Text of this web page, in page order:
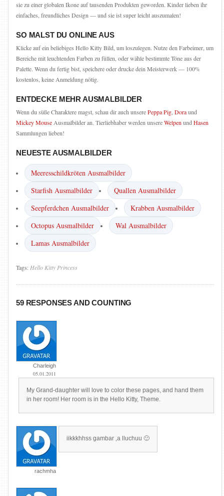
sie zu einer globalen Ikone auf tausenden Produkten geworden. Kinder lieben ihr
einfaches, freundliches Design — und sie ist super leicht auszumalen!
SO MALST DU ONLINE AUS
Klicke auf ein beliebiges Hello Kitty Bild, um loszulegen. Nutze den Farbeimer, um
Bereiche mit leuchtenden Farben zu füllen, oder wähle bestimmte Töne aus der
Palette. Wenn du fertig bist, speichere oder drucke dein Meisterwerk — 100%
kostenlos, keine Anmeldung nötig.
ENTDECKE MEHR AUSMALBILDER
Wenn du süße Charaktere magst, schau dir auch unserePeppa Pig Doraund
Mickey Mouse Ausmalbilder an. Tierliebhaber werden unsereWelpen und Hasen
Sammlungen lieben!
NEUESTE AUSMALBILDER
Meeresschildkröten Ausmalbilder
Starfish Ausmalbilder
Quallen Ausmalbilder
Seepferdchen Ausmalbilder
Krabben Ausmalbilder
Octopus Ausmalbilder
Wal Ausmalbilder
Lamas Ausmalbilder
Tags: Hello Kitty Princess
59 RESPONSES AND COUNTING
Charleigh
05.01.2011
My Grand-daughter will love to color these pages, and hand them
in her room! Her room is in the Hello Kitty, Theme.
rachmha
iikkkhhss gambar ‚a lluchuu 🙂